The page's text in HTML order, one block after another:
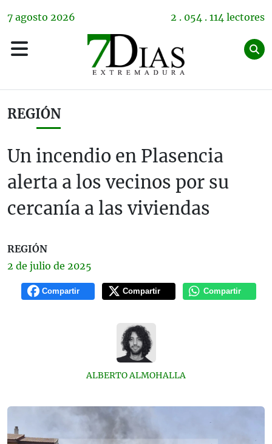
7 agosto 2026 2 . 054 . 114 lectores
REGIÓN
Un incendio en Plasencia
alerta a los vecinos por su
cercanía a las viviendas
REGIÓN
2 de julio de 2025
Compartir Compartir Compartir
ALBERTO ALMOHALLA